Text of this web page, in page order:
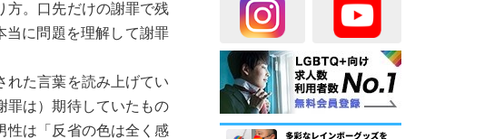
方。口先だけの謝罪で残
当に問題を理解して謝罪
た言葉を読み上げてい
罪は）期待していたもの
性は「反省の色は全く感